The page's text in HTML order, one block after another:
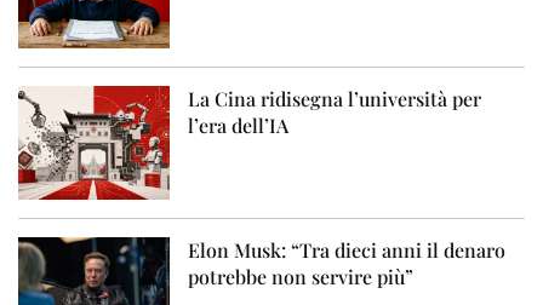
La Cina ridisegna l’università per
l’era dell’IA
Elon Musk: “Tra dieci anni il denaro
potrebbe non servire più”